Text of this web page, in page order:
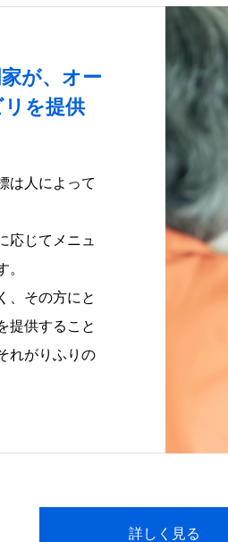
が、オー
を提供
は人によって
応じてメニュ
。
、その方にと
提供すること
れがりふりの
詳しく見る